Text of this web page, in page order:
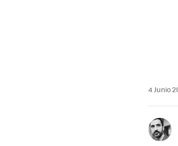
4 Junio